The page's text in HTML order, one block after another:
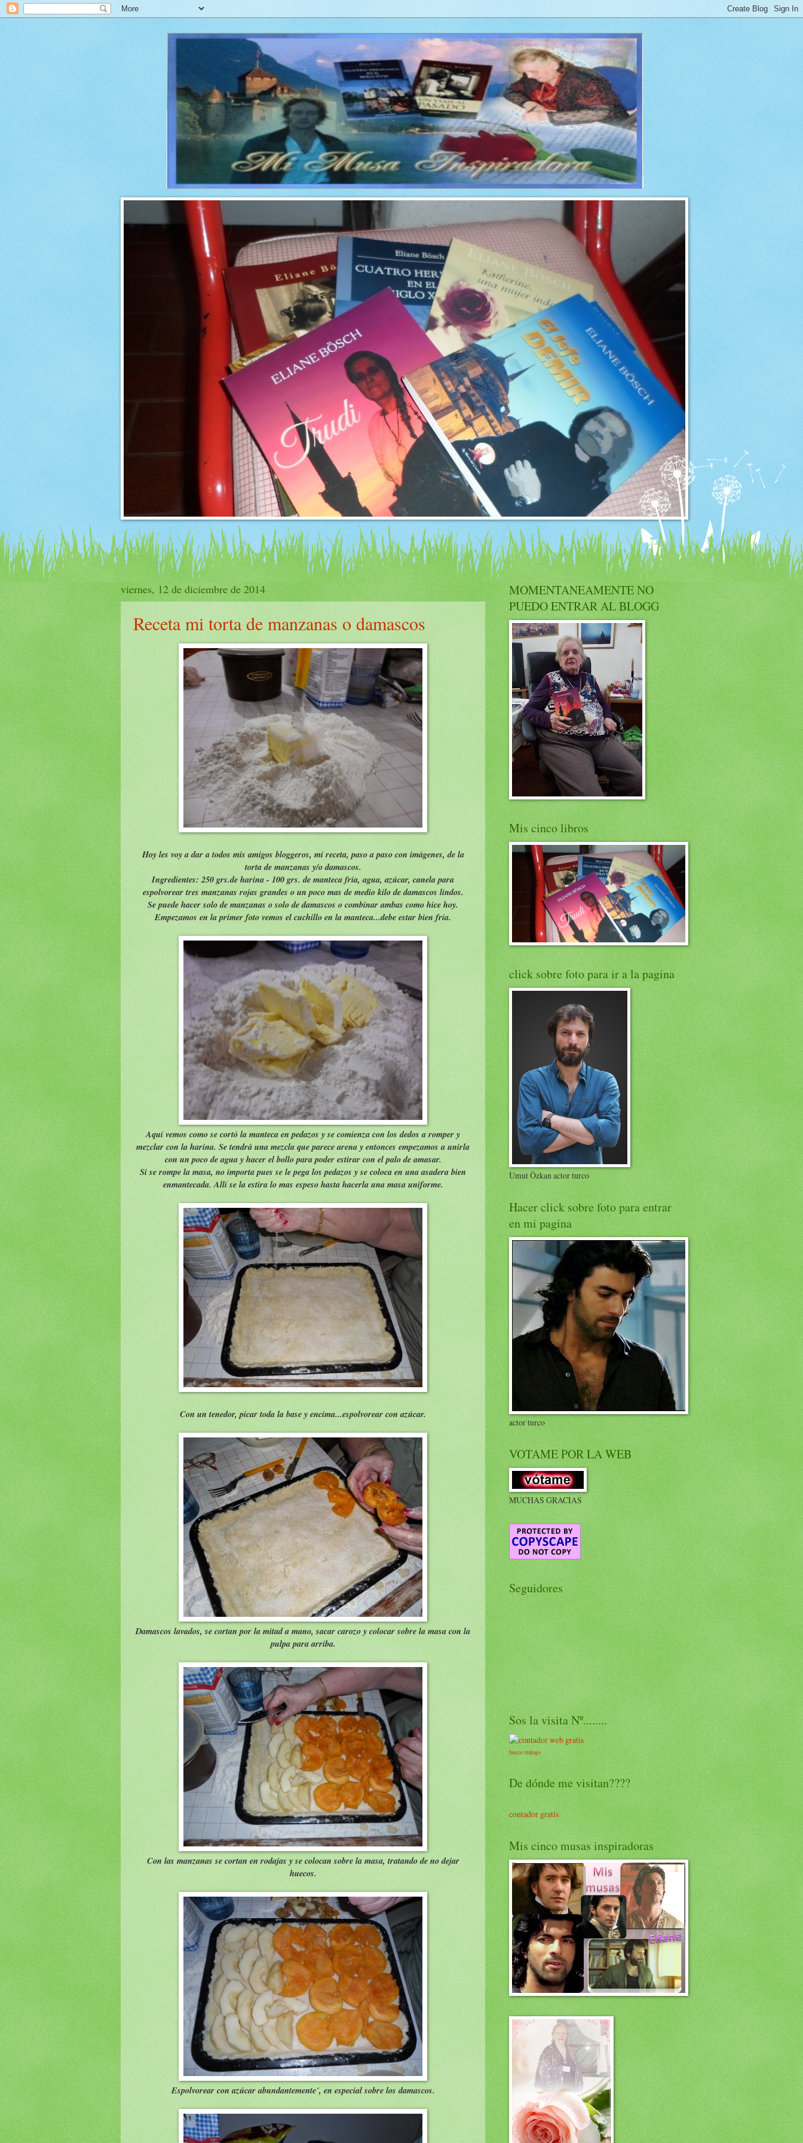
viernes, 12 de diciembre de 2014
Receta mi torta de manzanas o damascos
Hoy les voy a dar a todos mis amigos bloggeros, mi receta, paso a paso con imágenes, de la
torta de manzanas y/o damascos.
Ingredientes: 250 grs.de harina - 100 grs. de manteca fría, agua, azúcar, canela para
espolvorear tres manzanas rojas grandes o un poco mas de medio kilo de damascos lindos.
Se puede hacer solo de manzanas o solo de damascos o combinar ambas como hice hoy.
Empezamos en la primer foto vemos el cuchillo en la manteca...debe estar bien fría.
Aquí vemos como se cortó la manteca en pedazos y se comienza con los dedos a romper y
mezclar con la harina. Se tendrá una mezcla que parece arena y entonces empezamos a unirla
con un poco de agua y hacer el bollo para poder estirar con el palo de amasar.
Si se rompe la masa, no importa pues se le pega los pedazos y se coloca en una asadera bien
enmantecada. Allí se la estira lo mas espeso hasta hacerla una masa uniforme.
Con un tenedor, picar toda la base y encima...espolvorear con azúcar.
Damascos lavados, se cortan por la mitad a mano, sacar carozo y colocar sobre la masa con la
pulpa para arriba.
Con las manzanas se cortan en rodajas y se colocan sobre la masa, tratando de no dejar
huecos.
Espolvorear con azúcar abundantemente´, en especial sobre los damascos.
MOMENTANEAMENTE NO
PUEDO ENTRAR AL BLOGG
Mis cinco libros
click sobre foto para ir a la pagina
Umut Özkan actor turco
Hacer click sobre foto para entrar
en mi pagina
actor turco
VOTAME POR LA WEB
MUCHAS GRACIAS
Seguidores
Sos la visita Nº........
busco trabajo
De dónde me visitan????
contador gratis
Mis cinco musas inspiradoras